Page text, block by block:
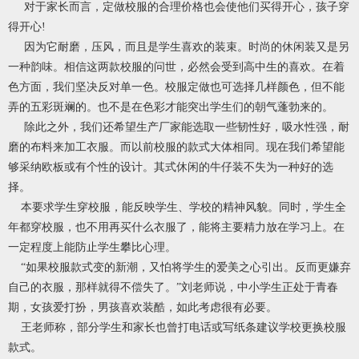
对于家长而言，定做校服的合理价格也会使他们买得开心，孩子穿
得开心!
因为它耐磨，压风，而且是学生喜欢的装束。时尚的休闲装又是另
一种韵味。相信这两款校服的问世，必然会受到高中生的喜欢。在着
色方面，我们坚决反对单一色。校服定做也可选择几样颜色，但不能
弄的五彩斑斓的。也不是在色彩才能突出学生们的朝气蓬勃来的。
除此之外，我们还希望生产厂家能选取一些韧性好，吸水性强，耐
磨的布料来加工衣服。而以前校服的款式大体相同。现在我们希望能
够采纳欧板或有个性的设计。其式休闲的牛仔装不失为一种好的选
择。
本要求学生穿校服，能反映学生、学校的精神风貌。同时，学生全
年都穿校服，也不用再买什么衣服了，能将主要精力放在学习上。在
一定程度上能防止学生攀比心理。
“如果校服款式变的新潮，又怕将学生的爱美之心引出。反而更嫌弃
自己的衣服，那样就得不偿失了。”刘老师说，中小学生正处于青春
期，女孩爱打扮，男孩喜欢装酷，如此考虑很有必要。
王老师称，部分学生和家长也曾打电话或写纸条建议学校更换校服
款式。